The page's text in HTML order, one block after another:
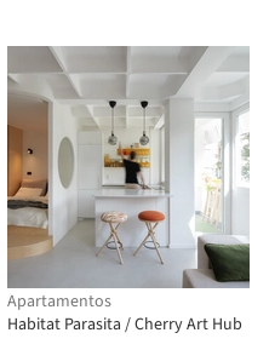
Apartamentos
Habitat Parasita / Cherry Art Hub